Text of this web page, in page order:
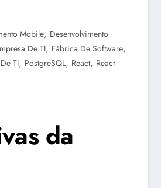
Mobile, Desenvolvimento
De TI, Fábrica De Software,
TI, PostgreSQL, React, React
da